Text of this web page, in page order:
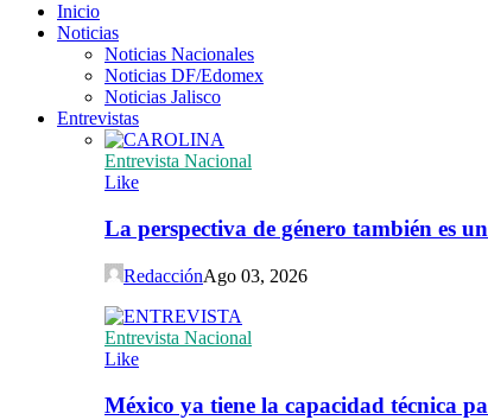
Inicio
Noticias
Noticias Nacionales
Noticias DF/Edomex
Noticias Jalisco
Entrevistas
Entrevista Nacional
Like
La perspectiva de género también es
RedacciónAgo 03, 2026
Entrevista Nacional
Like
México ya tiene la capacidad técnica